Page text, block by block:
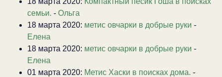
семьи. - Ольга
18 марта 2020: метис овчарки в добрые руки -
Елена
18 марта 2020: метис овчарки в добрые руки -
Елена
01 марта 2020: Метис Хаски в поисках дома. -